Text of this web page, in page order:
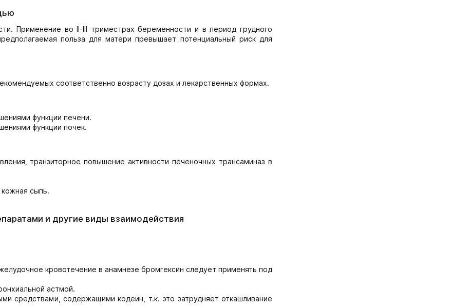
Применение во II-III триместрах беременности и в период грудного
польза для матери превышает потенциальный риск для
соответственно возрасту дозах и лекарственных формах.
функции печени.
функции почек.
транзиторное повышение активности печеночных трансаминаз в
сыпь.
и другие виды взаимодействия
кровотечение в анамнезе бромгексин следует применять под
астмой.
средствами, содержащими кодеин, т.к. это затрудняет откашливание